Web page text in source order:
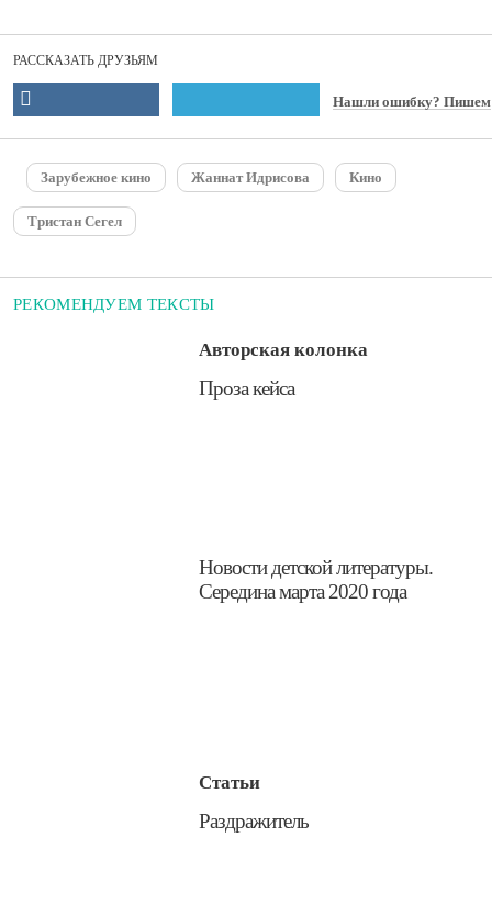
РАССКАЗАТЬ ДРУЗЬЯМ
Нашли ошибку? Пишем
Зарубежное кино Жаннат Идрисова Кино
Тристан Сегел
РЕКОМЕНДУЕМ ТЕКСТЫ
Авторская колонка
​Проза кейса
​Новости детской литературы.
Середина марта 2020 года
Статьи
​Раздражитель